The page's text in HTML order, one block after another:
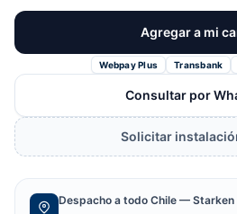
Agregar a mi
Webpay Plus Transbank
Consultar por
Solicitar
Despacho a todo Chile — Starken